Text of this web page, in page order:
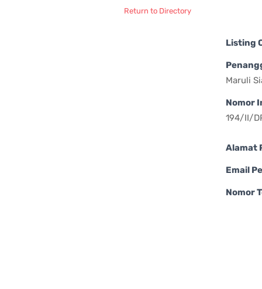
Return to Directory
Listing
Maruli
Nomor
194/II/
Alamat
Email
Nomor